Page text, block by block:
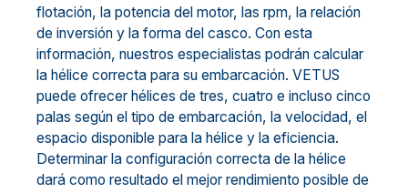
flotación, la potencia del motor, las rpm, la relación
de inversión y la forma del casco. Con esta
información, nuestros especialistas podrán calcular
la hélice correcta para su embarcación. VETUS
puede ofrecer hélices de tres, cuatro e incluso cinco
palas según el tipo de embarcación, la velocidad, el
espacio disponible para la hélice y la eficiencia.
Determinar la configuración correcta de la hélice
dará como resultado el mejor rendimiento posible de